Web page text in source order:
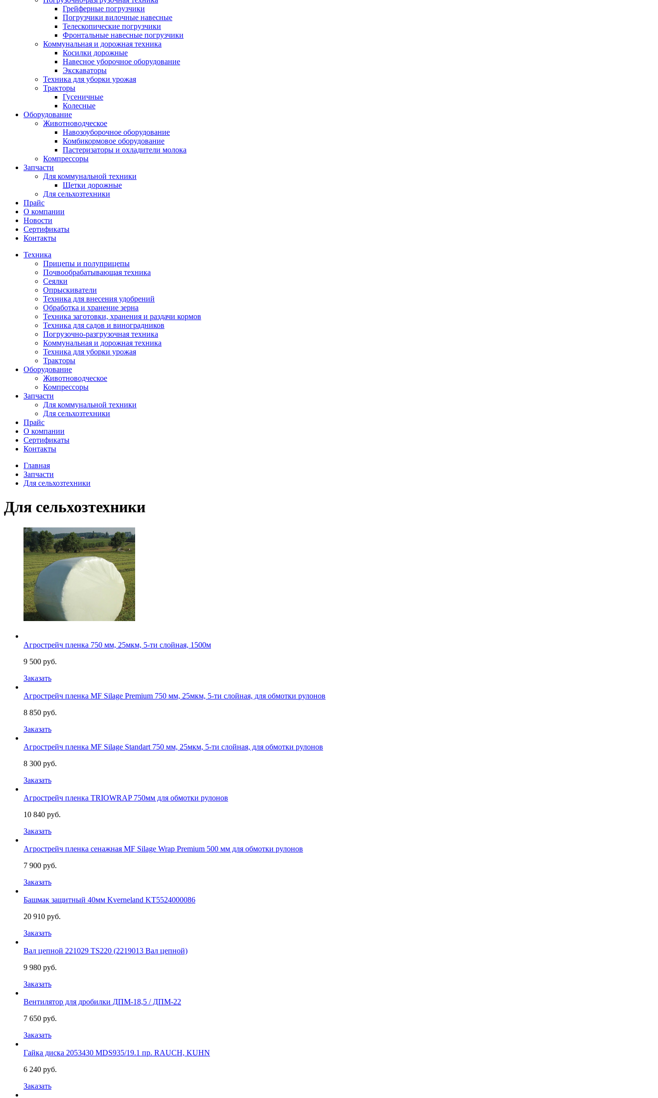
Грейферные погрузчики
Погрузчики вилочные навесные
Телескопические погрузчики
Фронтальные навесные погрузчики
Коммунальная и дорожная техника
Косилки дорожные
Навесное уборочное оборудование
Экскаваторы
Техника для уборки урожая
Тракторы
Гусеничные
Колесные
Оборудование
Животноводческое
Навозоуборочное оборудование
Комбикормовое оборудование
Пастеризаторы и охладители молока
Компрессоры
Запчасти
Для коммунальной техники
Щетки дорожные
Для сельхозтехники
Прайс
О компании
Новости
Сертификаты
Контакты
Техника
Прицепы и полуприцепы
Почвообрабатывающая техника
Сеялки
Опрыскиватели
Техника для внесения удобрений
Обработка и хранение зерна
Техника заготовки, хранения и раздачи кормов
Техника для садов и виноградников
Погрузочно-разгрузочная техника
Коммунальная и дорожная техника
Техника для уборки урожая
Тракторы
Оборудование
Животноводческое
Компрессоры
Запчасти
Для коммунальной техники
Для сельхозтехники
Прайс
О компании
Сертификаты
Контакты
Главная
Запчасти
Для сельхозтехники
Для сельхозтехники
Агрострейч пленка 750 мм, 25мкм, 5-ти слойная, 1500м
9 500 руб.
Заказать
Агрострейч пленка MF Silage Premium 750 мм, 25мкм, 5-ти слойная, для обмотки рулонов
8 850 руб.
Заказать
Агрострейч пленка MF Silage Standart 750 мм, 25мкм, 5-ти слойная, для обмотки рулонов
8 300 руб.
Заказать
Агрострейч пленка TRIOWRAP 750мм для обмотки рулонов
10 840 руб.
Заказать
Агрострейч пленка сенажная MF Silage Wrap Premium 500 мм для обмотки рулонов
7 900 руб.
Заказать
Башмак защитный 40мм Kverneland KT5524000086
20 910 руб.
Заказать
Вал цепной 221029 TS220 (2219013 Вал цепной)
9 980 руб.
Заказать
Вентилятор для дробилки ДПМ-18,5 / ДПМ-22
7 650 руб.
Заказать
Гайка диска 2053430 MDS935/19.1 пр. RAUCH, KUHN
6 240 руб.
Заказать